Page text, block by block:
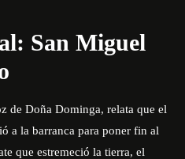
San Miguel
de Doña Dominga, relata que el
a la barranca para poner fin al
que estremeció la tierra, el